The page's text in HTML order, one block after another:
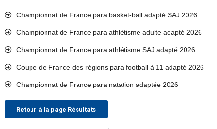
Championnat de France para basket-ball adapté SAJ 2026
Championnat de France para athlétisme adulte adapté 2026
Championnat de France para athlétisme SAJ adapté 2026
Coupe de France des régions para football à 11 adapté 2026
Championnat de France para natation adaptée 2026
Retour à la page Résultats